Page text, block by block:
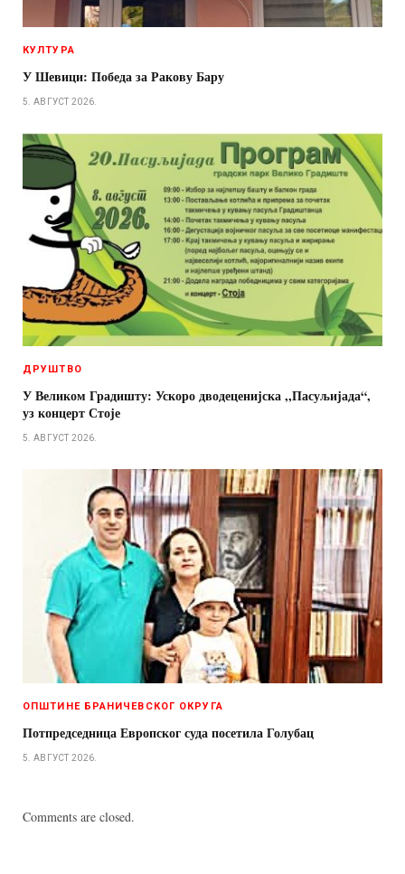
КУЛТУРА
У Шевици: Победа за Ракову Бару
5. АВГУСТ 2026.
ДРУШТВО
У Великом Градишту: Ускоро дводеценијска ,,Пасуљијада“,
уз концерт Стоје
5. АВГУСТ 2026.
ОПШТИНЕ БРАНИЧЕВСКОГ ОКРУГА
Потпредседница Европског суда посетила Голубац
5. АВГУСТ 2026.
Comments are closed.